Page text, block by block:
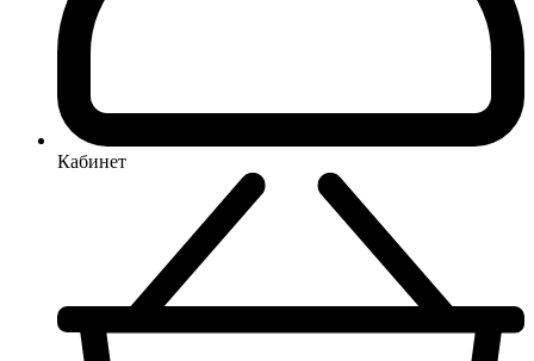
Кабинет